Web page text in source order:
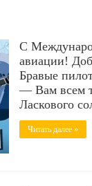
С
авиации!
Бравые
— Вам всем
Ласкового
Читать далее »